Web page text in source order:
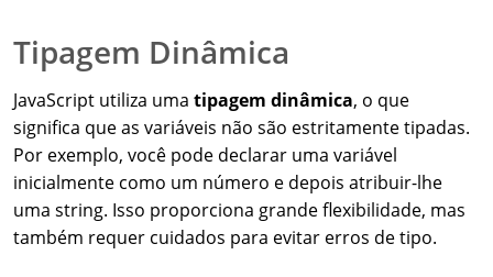
Tipagem Dinâmica
JavaScript utiliza uma tipagem dinâmica, o que
significa que as variáveis não são estritamente tipadas.
Por exemplo, você pode declarar uma variável
inicialmente como um número e depois atribuir-lhe
uma string. Isso proporciona grande flexibilidade, mas
também requer cuidados para evitar erros de tipo.